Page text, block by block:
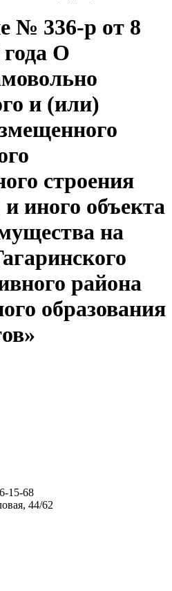
№ 336-р от 8
года О
и (или)
строения
иного объекта
на
района
образования
15-68
44/62